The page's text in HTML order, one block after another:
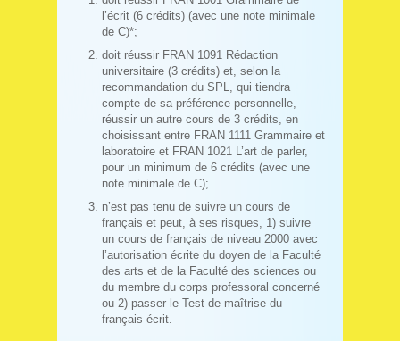
l’écrit (6 crédits) (avec une note minimale
de C)*;
doit réussir FRAN 1091 Rédaction
universitaire (3 crédits) et, selon la
recommandation du SPL, qui tiendra
compte de sa préférence personnelle,
réussir un autre cours de 3 crédits, en
choisissant entre FRAN 1111 Grammaire et
laboratoire et FRAN 1021 L’art de parler,
pour un minimum de 6 crédits (avec une
note minimale de C);
n’est pas tenu de suivre un cours de
français et peut, à ses risques, 1) suivre
un cours de français de niveau 2000 avec
l’autorisation écrite du doyen de la Faculté
des arts et de la Faculté des sciences ou
du membre du corps professoral concerné
ou 2) passer le Test de maîtrise du
français écrit.